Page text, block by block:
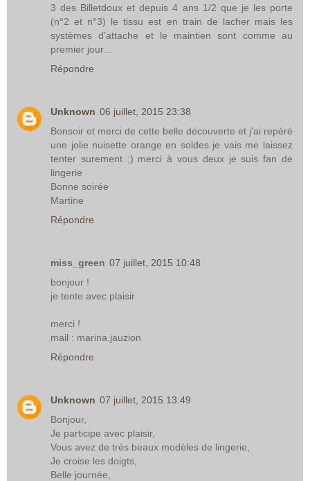
3 des Billetdoux et depuis 4 ans 1/2 que je les porte
(n°2 et n°3) le tissu est en train de lacher mais les
systèmes d'attache et le maintien sont comme au
premier jour...
Répondre
Unknown 06 juillet, 2015 23:38
Bonsoir et merci de cette belle découverte et j'ai repéré
une jolie nuisette orange en soldes je vais me laissez
tenter surement ;) merci à vous deux je suis fan de
lingerie
Bonne soirée
Martine
Répondre
miss_green 07 juillet, 2015 10:48
bonjour !
je tente avec plaisir
merci !
mail : marina.jauzion
Répondre
Unknown 07 juillet, 2015 13:49
Bonjour,
Je participe avec plaisir,
Vous avez de très beaux modèles de lingerie,
Je croise les doigts,
Belle journée,